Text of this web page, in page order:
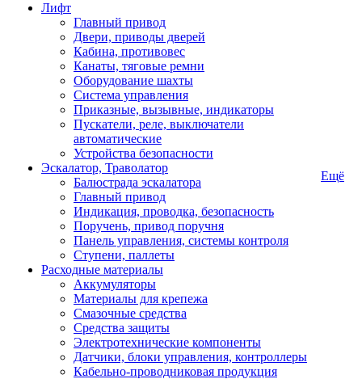
Лифт
Главный привод
Двери, приводы дверей
Кабина, противовес
Канаты, тяговые ремни
Оборудование шахты
Система управления
Приказные, вызывные, индикаторы
Пускатели, реле, выключатели
автоматические
Устройства безопасности
Эскалатор, Траволатор
Балюстрада эскалатора
Главный привод
Индикация, проводка, безопасность
Поручень, привод поручня
Панель управления, системы контроля
Ступени, паллеты
Расходные материалы
Аккумуляторы
Материалы для крепежа
Смазочные средства
Средства защиты
Электротехнические компоненты
Датчики, блоки управления, контроллеры
Кабельно-проводниковая продукция
Ещё